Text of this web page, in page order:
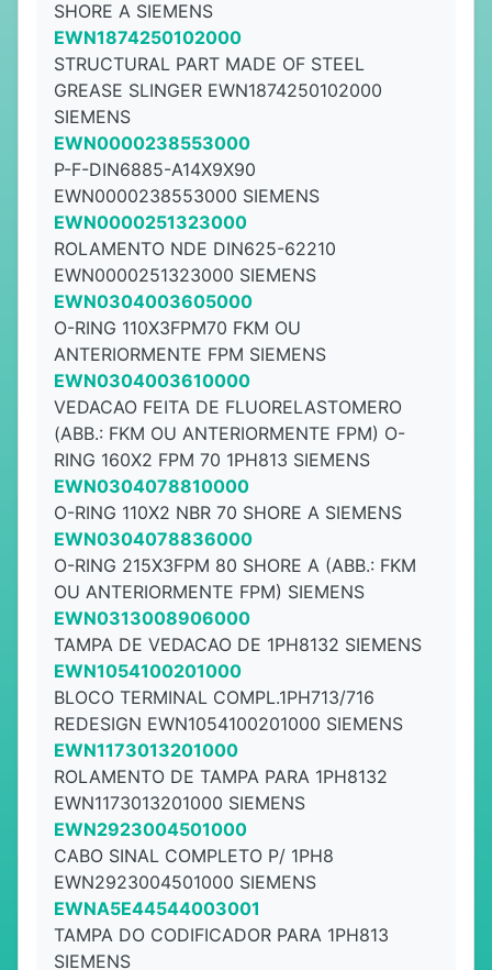
SHORE A SIEMENS
EWN1874250102000
STRUCTURAL PART MADE OF STEEL
GREASE SLINGER EWN1874250102000
SIEMENS
EWN0000238553000
P-F-DIN6885-A14X9X90
EWN0000238553000 SIEMENS
EWN0000251323000
ROLAMENTO NDE DIN625-62210
EWN0000251323000 SIEMENS
EWN0304003605000
O-RING 110X3FPM70 FKM OU
ANTERIORMENTE FPM SIEMENS
EWN0304003610000
VEDACAO FEITA DE FLUORELASTOMERO
(ABB.: FKM OU ANTERIORMENTE FPM) O-
RING 160X2 FPM 70 1PH813 SIEMENS
EWN0304078810000
O-RING 110X2 NBR 70 SHORE A SIEMENS
EWN0304078836000
O-RING 215X3FPM 80 SHORE A (ABB.: FKM
OU ANTERIORMENTE FPM) SIEMENS
EWN0313008906000
TAMPA DE VEDACAO DE 1PH8132 SIEMENS
EWN1054100201000
BLOCO TERMINAL COMPL.1PH713/716
REDESIGN EWN1054100201000 SIEMENS
EWN1173013201000
ROLAMENTO DE TAMPA PARA 1PH8132
EWN1173013201000 SIEMENS
EWN2923004501000
CABO SINAL COMPLETO P/ 1PH8
EWN2923004501000 SIEMENS
EWNA5E44544003001
TAMPA DO CODIFICADOR PARA 1PH813
SIEMENS